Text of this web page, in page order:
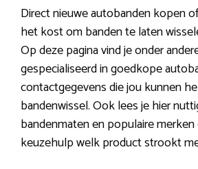
Direct nieuwe autobanden kopen
het kost om banden te laten
Op deze pagina vind je onder
gespecialiseerd in goedkope
contactgegevens die jou kunnen
bandenwissel. Ook lees je hier
bandenmaten en populaire
keuzehulp welk product strookt